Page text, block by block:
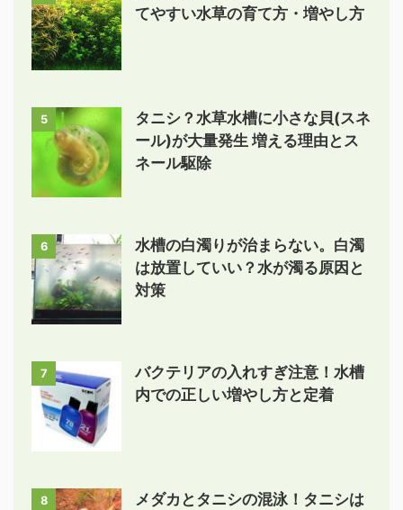
てやすい水草の育て方・増やし方
5
タニシ？水草水槽に小さな貝(スネ
ール)が大量発生 増える理由とス
ネール駆除
6
水槽の白濁りが治まらない。白濁
は放置していい？水が濁る原因と
対策
7
バクテリアの入れすぎ注意！水槽
内での正しい増やし方と定着
8
メダカとタニシの混泳！タニシは